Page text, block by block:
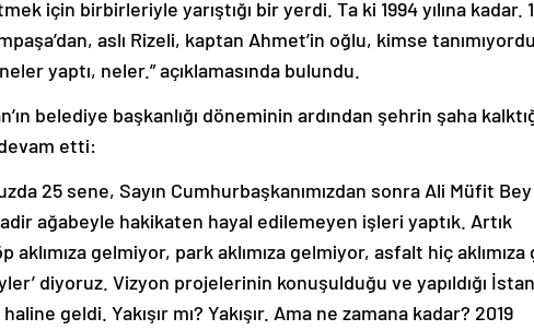
için birbirleriyle yarıştığı bir yerdi. Ta ki 1994 yılına kadar.
aslı Rizeli, kaptan Ahmet’in oğlu, kimse
yaptı, neler.” açıklamasında bulundu.
belediye başkanlığı döneminin ardından şehrin şaha
etti:
25 sene, Sayın Cumhurbaşkanımızdan sonra Ali Müfit
ağabeyle hakikaten hayal edilemeyen işleri yaptık. Artık
gelmiyor, park aklımıza gelmiyor, asfalt hiç aklımıza
diyoruz. Vizyon projelerinin konuşulduğu ve yapıldığı
geldi. Yakışır mı? Yakışır. Ama ne zamana kadar? 2019